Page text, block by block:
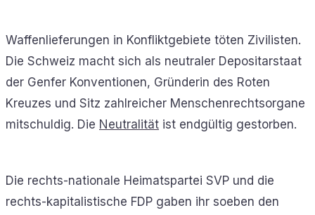
Waffenlieferungen in Konfliktgebiete töten Zivilisten.
Die Schweiz macht sich als neutraler Depositarstaat
der Genfer Konventionen, Gründerin des Roten
Kreuzes und Sitz zahlreicher Menschenrechtsorgane
mitschuldig. Die Neutralität ist endgültig gestorben.
Die rechts-nationale Heimatspartei SVP und die
rechts-kapitalistische FDP gaben ihr soeben den